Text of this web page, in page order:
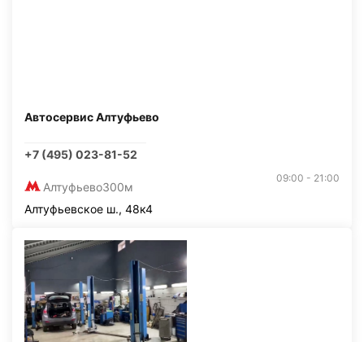
Автосервис Алтуфьево
+7 (495) 023-81-52
Алтуфьево300м
09:00 - 21:00
Алтуфьевское ш., 48к4